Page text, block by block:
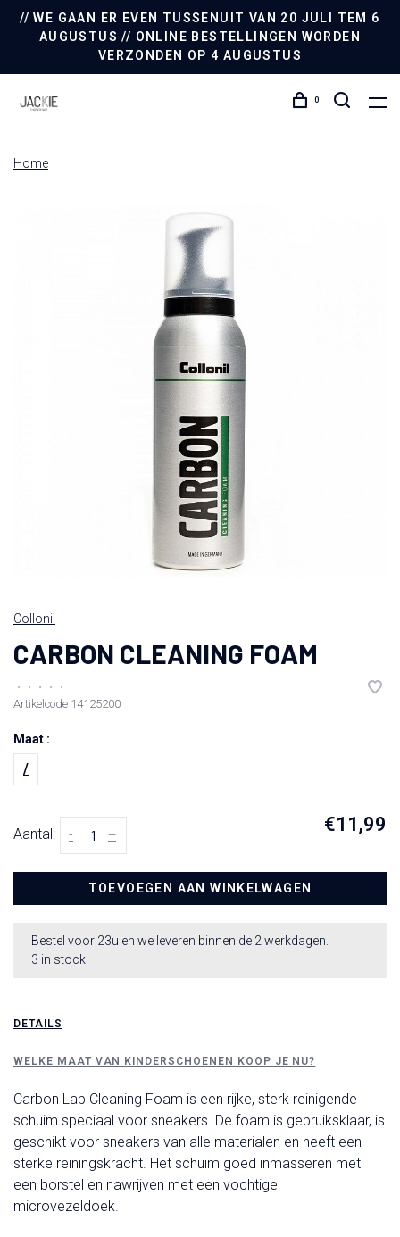
// WE GAAN ER EVEN TUSSENUIT VAN 20 JULI TEM 6
AUGUSTUS // ONLINE BESTELLINGEN WORDEN
VERZONDEN OP 4 AUGUSTUS
0
Home
Collonil
CARBON CLEANING FOAM
• • • •
•
Artikelcode 14125200
Maat :
/
Aantal: +
- €11,99
TOEVOEGEN AAN WINKELWAGEN
Bestel voor 23u en we leveren binnen de 2 werkdagen.
3 in stock
DETAILS
WELKE MAAT VAN KINDERSCHOENEN KOOP JE NU?
Carbon Lab Cleaning Foam is een rijke, sterk reinigende
schuim speciaal voor sneakers. De foam is gebruiksklaar, is
geschikt voor sneakers van alle materialen en heeft een
sterke reiningskracht. Het schuim goed inmasseren met
een borstel en nawrijven met een vochtige
microvezeldoek.